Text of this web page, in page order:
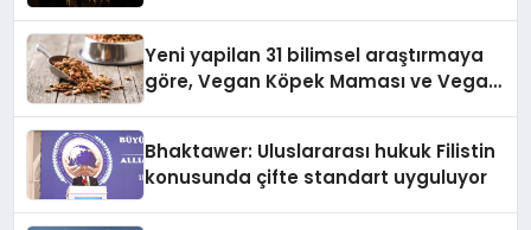
Yeni yapilan 31 bilimsel araştırmaya
göre, Vegan Köpek Maması ve Vegan
Bhaktawer: Uluslararası hukuk Filistin
konusunda çifte standart uyguluyor